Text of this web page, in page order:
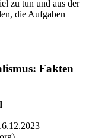
zu tun und aus der
die Aufgaben
Fakten